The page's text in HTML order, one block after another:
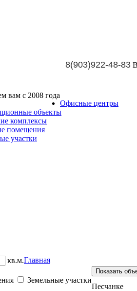
8(903)922-48-83
вам с 2008 года
Офисные центры
объекты
комплексы
помещения
участки
кв.м.
Земельные участки
Главная
Песчанке